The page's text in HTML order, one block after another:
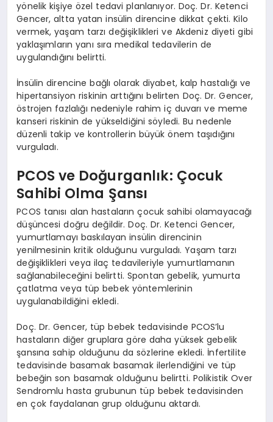
yönelik kişiye özel tedavi planlanıyor. Doç. Dr. Ketenci
Gencer, altta yatan insülin direncine dikkat çekti. Kilo
vermek, yaşam tarzı değişiklikleri ve Akdeniz diyeti gibi
yaklaşımların yanı sıra medikal tedavilerin de
uygulandığını belirtti.
İnsülin direncine bağlı olarak diyabet, kalp hastalığı ve
hipertansiyon riskinin arttığını belirten Doç. Dr. Gencer,
östrojen fazlalığı nedeniyle rahim iç duvarı ve meme
kanseri riskinin de yükseldiğini söyledi. Bu nedenle
düzenli takip ve kontrollerin büyük önem taşıdığını
vurguladı.
PCOS ve Doğurganlık: Çocuk
Sahibi Olma Şansı
PCOS tanısı alan hastaların çocuk sahibi olamayacağı
düşüncesi doğru değildir. Doç. Dr. Ketenci Gencer,
yumurtlamayı baskılayan insülin direncinin
yenilmesinin kritik olduğunu vurguladı. Yaşam tarzı
değişiklikleri veya ilaç tedavileriyle yumurtlamanın
sağlanabileceğini belirtti. Spontan gebelik, yumurta
çatlatma veya tüp bebek yöntemlerinin
uygulanabildiğini ekledi.
Doç. Dr. Gencer, tüp bebek tedavisinde PCOS’lu
hastaların diğer gruplara göre daha yüksek gebelik
şansına sahip olduğunu da sözlerine ekledi. İnfertilite
tedavisinde basamak basamak ilerlendiğini ve tüp
bebeğin son basamak olduğunu belirtti. Polikistik Over
Sendromlu hasta grubunun tüp bebek tedavisinden
en çok faydalanan grup olduğunu aktardı.